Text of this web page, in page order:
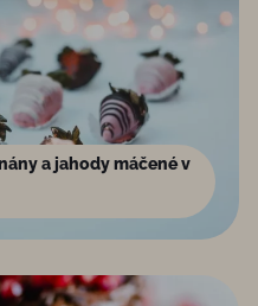
a jahody máčené v